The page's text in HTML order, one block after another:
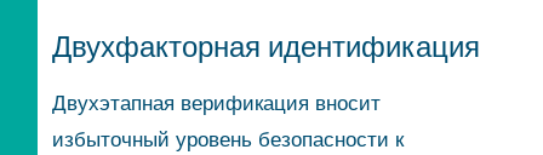
Двухфакторная идентификация
Двухэтапная верификация вносит
избыточный уровень безопасности к